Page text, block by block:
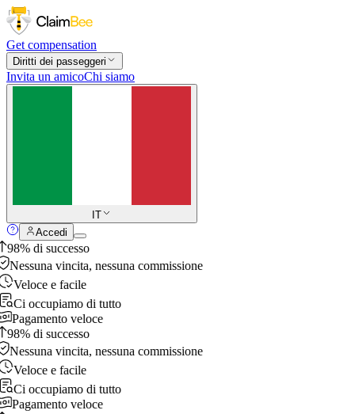
Get compensation
Diritti dei passeggeri
Invita un amicoChi siamo
IT
Accedi
98% di successo
Nessuna vincita, nessuna commissione
Veloce e facile
Ci occupiamo di tutto
Pagamento veloce
98% di successo
Nessuna vincita, nessuna commissione
Veloce e facile
Ci occupiamo di tutto
Pagamento veloce